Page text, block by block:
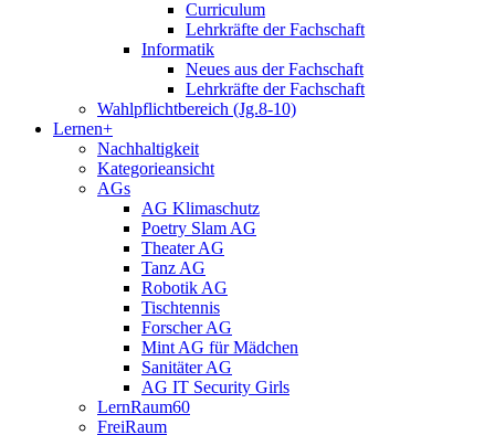
Curriculum
Lehrkräfte der Fachschaft
Informatik
Neues aus der Fachschaft
Lehrkräfte der Fachschaft
Wahlpflichtbereich (Jg.8-10)
Lernen+
Nachhaltigkeit
Kategorieansicht
AGs
AG Klimaschutz
Poetry Slam AG
Theater AG
Tanz AG
Robotik AG
Tischtennis
Forscher AG
Mint AG für Mädchen
Sanitäter AG
AG IT Security Girls
LernRaum60
FreiRaum